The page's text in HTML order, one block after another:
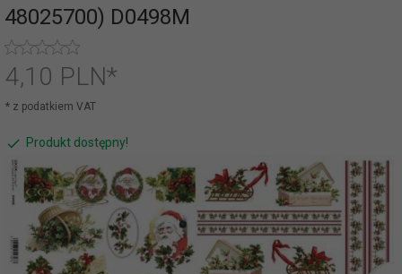
48025700) D0498M
4,10 PLN*
* z podatkiem VAT
Produkt dostępny!